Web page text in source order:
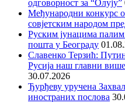
одговорност за “Олују”
Међународни конкурс
совјетским народом
Руским јунацима
пошта у Београду
Славенко Терзић:
Русија наш главни
30.07.2026
Ђурђеву уручена
иностраних послова